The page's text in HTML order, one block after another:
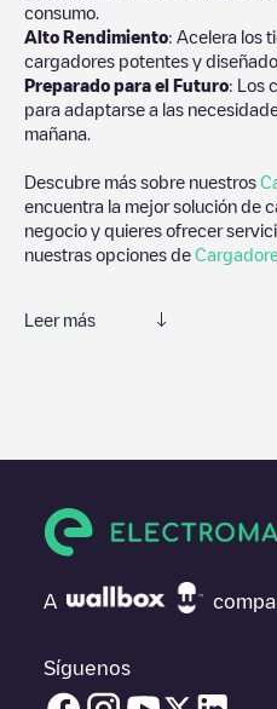
consumo.
Alto Rendimiento: Acelera los
cargadores potentes y
Preparado para el Futuro: Los
para adaptarse a las
mañana.
Descubre más sobre nuestros
encuentra la mejor solución de
negocio y quieres ofrecer
nuestras opciones de
Leer más
crear la mejor experiencia para
eléctricos.
Las opiniones de los
importantes para valorar cuáles
por lo que no dudes en dejar tu
experiencia de carga en la
A
Síguenos